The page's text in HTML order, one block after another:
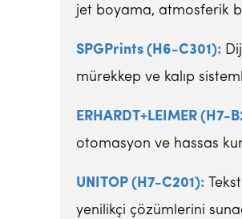
jet boyama, atmosferik
SPGPrints (H6-C301):
mürekkep ve kalıp
ERHARDT+LEIMER (H7-
otomasyon ve hassas
UNITOP (H7-C201):
yenilikçi çözümlerini